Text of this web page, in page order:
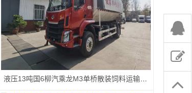
液压13吨国6柳汽乘龙M3单桥散装饲料运输车厂家价格配置图片